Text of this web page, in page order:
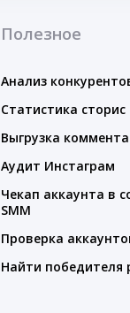
Полезное
Анализ
Статистика
Выгрузка
Аудит Инстаграм
Чекап аккаунта в
SMM
Проверка
Найти победителя